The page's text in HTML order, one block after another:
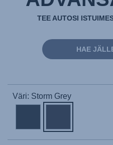
TEE AUTOSI
HAE
Väri: Storm Grey